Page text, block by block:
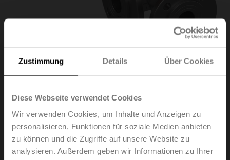
Zustimmung Details Über Cookies
Diese Webseite verwendet Cookies
Wir verwenden Cookies, um Inhalte und Anzeigen zu
personalisieren, Funktionen für soziale Medien anbieten
zu können und die Zugriffe auf unsere Website zu
analysieren. Außerdem geben wir Informationen zu Ihrer
R7040R-B3/NRF24A-
O